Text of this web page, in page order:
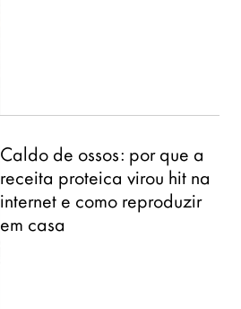
Caldo de ossos: por que a
receita proteica virou hit na
internet e como reproduzir
em casa